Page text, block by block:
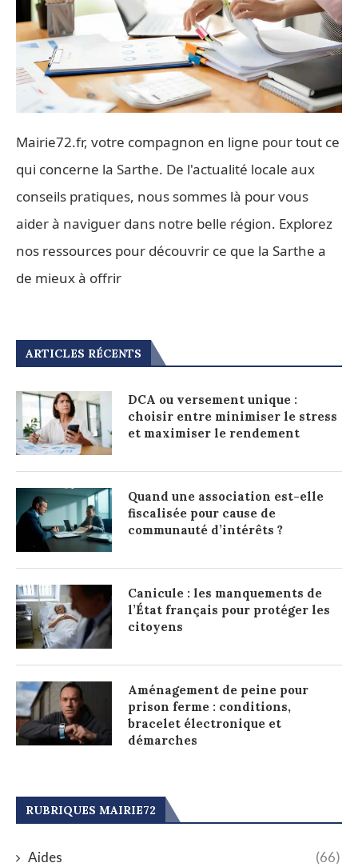
Mairie72.fr, votre compagnon en ligne pour tout ce
qui concerne la Sarthe. De l'actualité locale aux
conseils pratiques, nous sommes là pour vous
aider à naviguer dans notre belle région. Explorez
nos ressources pour découvrir ce que la Sarthe a
de mieux à offrir
ARTICLES RÉCENTS
DCA ou versement unique :
choisir entre minimiser le stress
et maximiser le rendement
Quand une association est-elle
fiscalisée pour cause de
communauté d’intérêts ?
Canicule : les manquements de
l’État français pour protéger les
citoyens
Aménagement de peine pour
prison ferme : conditions,
bracelet électronique et
démarches
RUBRIQUES MAIRIE72
Aides (66)